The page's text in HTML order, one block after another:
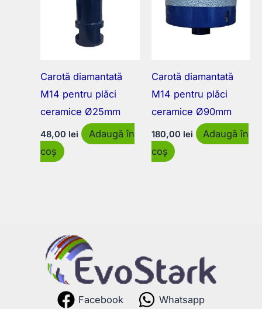
Carotă diamantată
M14 pentru plăci
ceramice Ø25mm
48,00 lei
Adaugă în
coș
Carotă diamantată
M14 pentru plăci
ceramice Ø90mm
180,00 lei
Adaugă în
coș
Facebook Whatsapp